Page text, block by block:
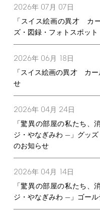
2026年 07月 07 日
「スイス絵画の異才 カ
ズ・図録・フォトスポッ
2026年 06月 18 日
「スイス絵画の異才 カ
せ
2026年 04月 24日
「驚異の部屋の私たち
ジ・やなぎみわ —」グッ
のお知らせ
2026年 04月 14日
「驚異の部屋の私たち
ジ・やなぎみわ —」ゴー